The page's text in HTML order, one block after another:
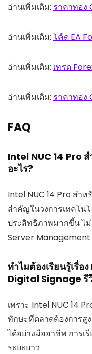
อ่านเพิ่มเติม: ราคาทอง
อ่านเพิ่มเติม: โค้ด EA
อ่านเพิ่มเติม: เทรด
อ่านเพิ่มเติม: ราคาทอง
FAQ
Intel NUC 14 Pro
อะไร?
Intel NUC 14 Pro สำ
สำคัญในวงการเทคโน
ประสิทธิภาพมากขึ้น ไ
Server Management
ทำไมต้องเรียนรู้เรื่อ
Digital Signage รี
เพราะ Intel NUC 14
ทักษะที่ตลาดต้องการสู
ได้อย่างมืออาชีพ การเ
ระยะยาว